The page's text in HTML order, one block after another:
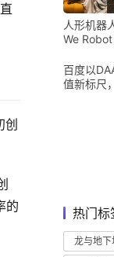
的
人形机器
We
百度以
值新标尺
热门标
龙与地下